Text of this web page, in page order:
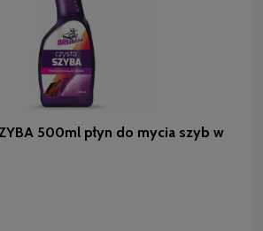
500ml płyn do mycia szyb w